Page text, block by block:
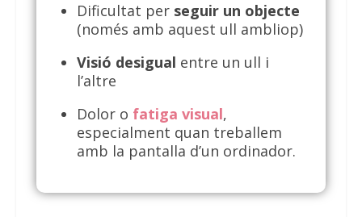
Dificultat per seguir un objecte
(només amb aquest ull ambliop)
Visió desigual entre un ull i
l’altre
Dolor o fatiga visual,
especialment quan treballem
amb la pantalla d’un ordinador.